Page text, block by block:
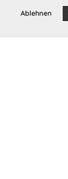
Ablehnen